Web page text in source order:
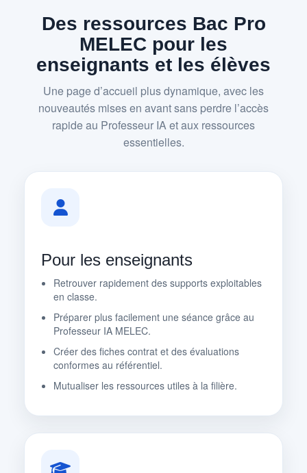
Des ressources Bac Pro
MELEC pour les
enseignants et les élèves
Une page d’accueil plus dynamique, avec les
nouveautés mises en avant sans perdre l’accès
rapide au Professeur IA et aux ressources
essentielles.
Pour les enseignants
Retrouver rapidement des supports exploitables
en classe.
Préparer plus facilement une séance grâce au
Professeur IA MELEC.
Créer des fiches contrat et des évaluations
conformes au référentiel.
Mutualiser les ressources utiles à la filière.